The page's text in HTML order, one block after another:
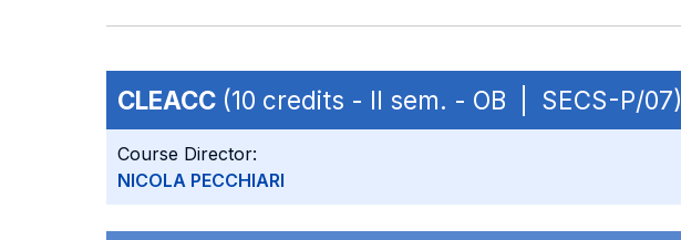
CLEACC (10 credits - II sem. - OB | SECS-P/07)
Course Director:
NICOLA PECCHIARI